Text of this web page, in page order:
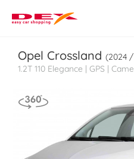
Opel Crossland (2024
1.2T 110 Elegance | GPS |